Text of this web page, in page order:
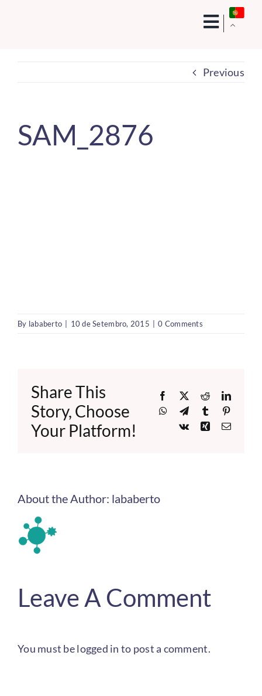
Previous
SAM_2876
By lababerto 10 de Setembro, 2015 0 Comments
Share This
Story, Choose
Your Platform!
Facebook
X Reddit
WhatsApp
TelegramTumblr
Vk
XingEmail
About the Author: lababerto
Leave A Comment
You must belogged in to post a comment.